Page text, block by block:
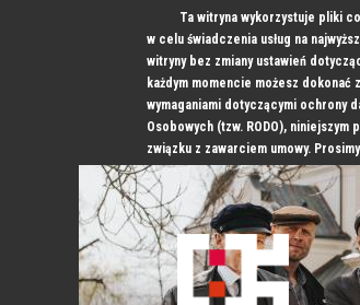
Ta witryna wykorzystuje pliki
w celu świadczenia usług na
witryny bez zmiany ustawień
każdym momencie możesz dokonać
wymaganiami dotyczącymi ochrony
Osobowych (tzw. RODO),
związku z zawarciem umowy.